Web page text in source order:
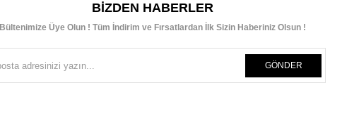
BIZDEN HABERLER
Bültenimize Üye Olun ! Tüm İndirim ve Fırsatlardan İlk Sizin Haberiniz Olsun !
GÖNDER